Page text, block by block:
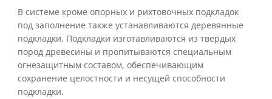
В системе кроме опорных и рихтовочных подкладок
под заполнение также устанавливаются деревянные
подкладки. Подкладки изготавливаются из твердых
пород древесины и пропитываются специальным
огнезащитным составом, обеспечивающим
сохранение целостности и несущей способности
подкладки.